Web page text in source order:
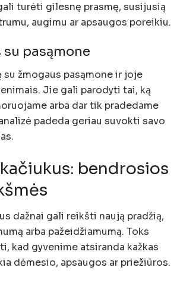
turėti gilesnę prasmę, susijusią
augimu ar apsaugos poreikiu.
su pasąmone
su žmogaus pasąmone ir joje
Jie gali parodyti tai, ką
arba dar tik pradedame
padeda geriau suvokti savo
bendrosios
dažnai gali reikšti naują pradžią,
arba pažeidžiamumą. Toks
kad gyvenime atsiranda kažkas
dėmesio, apsaugos ar priežiūros.